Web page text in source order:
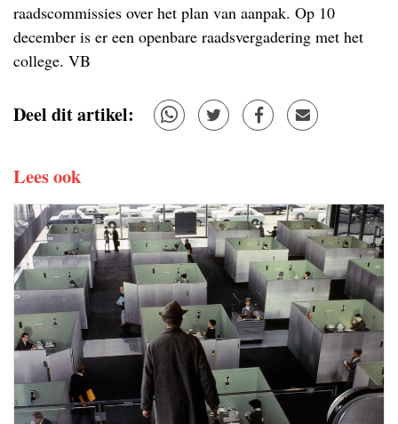
raadscommissies over het plan van aanpak. Op 10
december is er een openbare raadsvergadering met het
college. VB
Deel dit artikel:
Lees ook